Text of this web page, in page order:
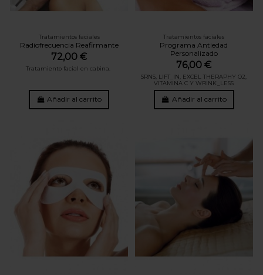
Tratamientos faciales
Radiofrecuencia Reafirmante
72,00 €
Tratamiento facial en cabina.
Añadir al carrito
Tratamientos faciales
Programa Antiedad
Personalizado
76,00 €
SRNS, LIFT_IN, EXCEL THERAPHY O2,
VITAMINA C Y WRINK_LESS
Añadir al carrito